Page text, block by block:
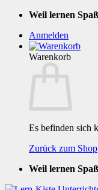
Zum
springen
Weil lernen
Anmelden
Warenkorb
Es befinden sich
Zurück zum Shop
Weil lernen